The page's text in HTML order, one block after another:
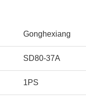
Gonghexiang
SD80-37A
1PS